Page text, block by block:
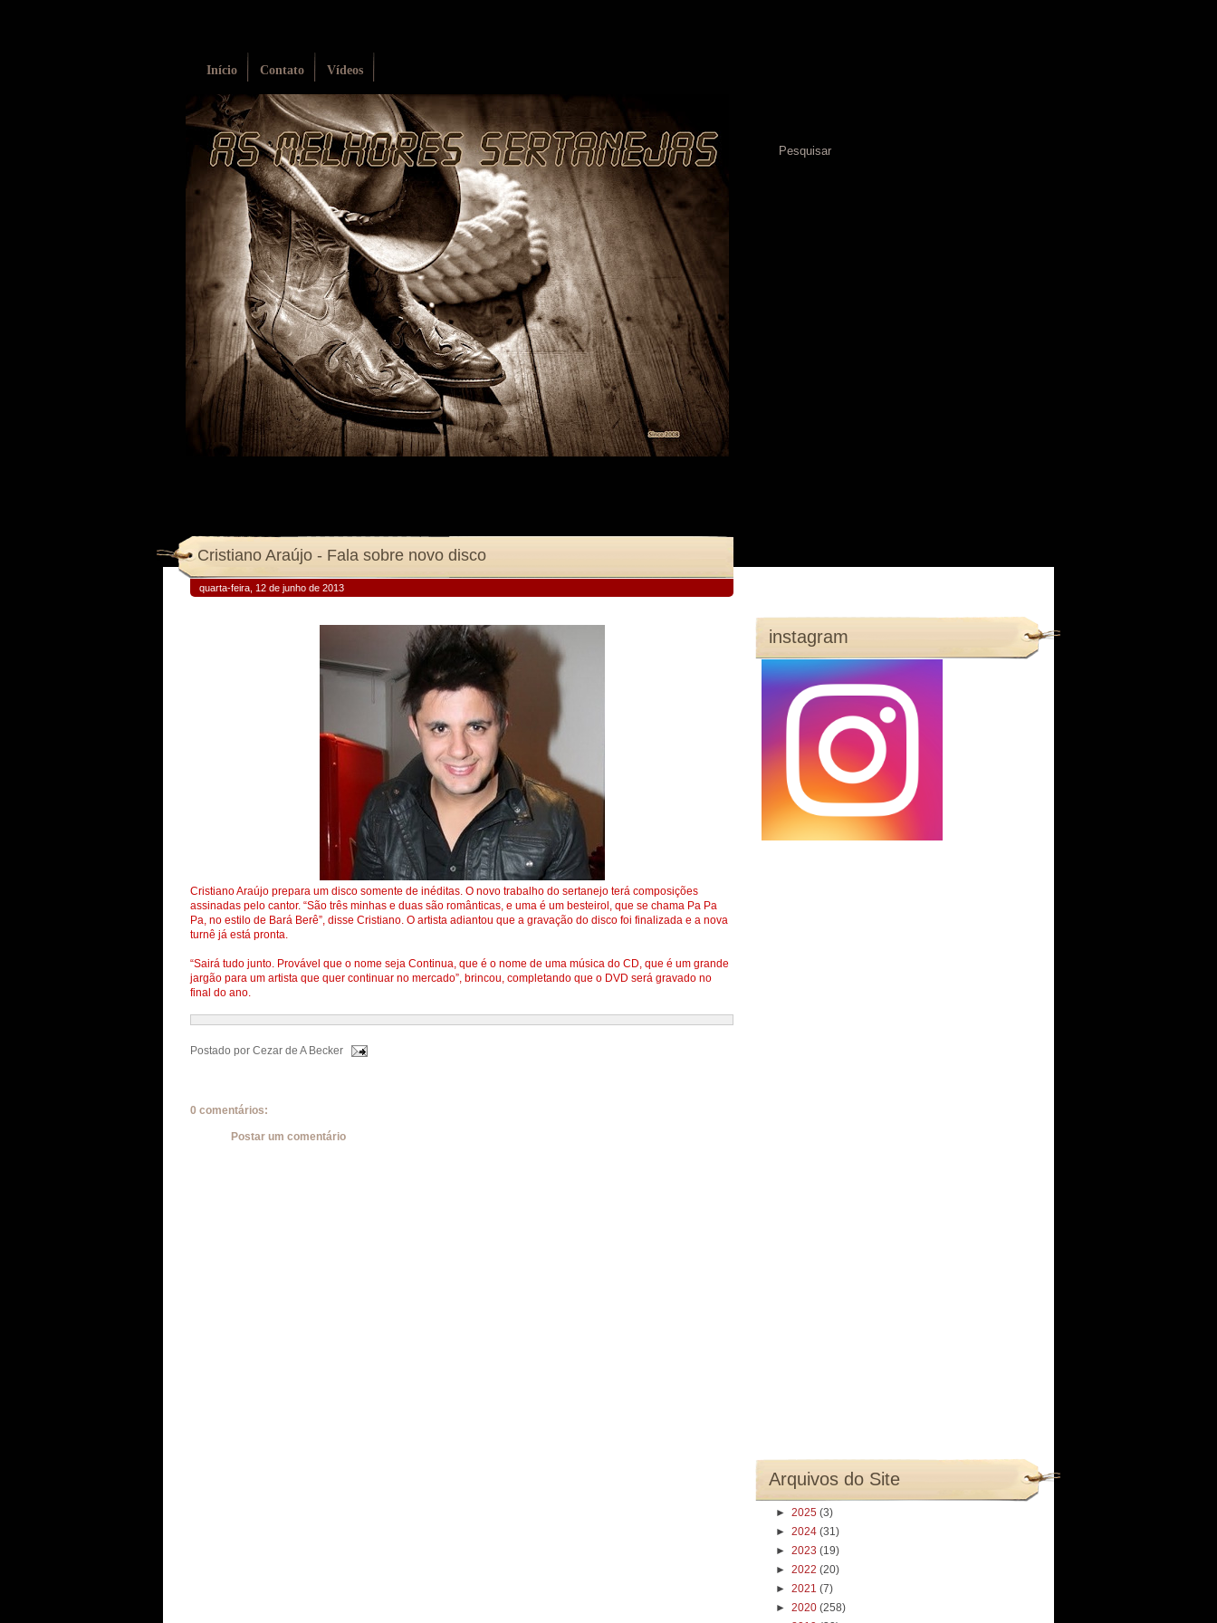
Início Contato Vídeos
Cristiano Araújo - Fala sobre novo disco
quarta-feira, 12 de junho de 2013
Cristiano Araújo prepara um disco somente de inéditas. O novo trabalho do sertanejo terá composições
assinadas pelo cantor. “São três minhas e duas são românticas, e uma é um besteirol, que se chama Pa Pa
Pa, no estilo de Bará Berê”, disse Cristiano. O artista adiantou que a gravação do disco foi finalizada e a nova
turnê já está pronta.
“Sairá tudo junto. Provável que o nome seja Continua, que é o nome de uma música do CD, que é um grande
jargão para um artista que quer continuar no mercado”, brincou, completando que o DVD será gravado no
final do ano.
Postado por Cezar de A Becker
0 comentários:
Postar um comentário
instagram
Arquivos do Site
► 2025 (3)
► 2024 (31)
► 2023 (19)
► 2022 (20)
► 2021 (7)
► 2020 (258)